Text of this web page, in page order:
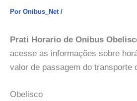
Por Onibus_Net /
Prati Horario de Onibus
acesse as informações sobre
valor de passagem do transporte
Obelisco